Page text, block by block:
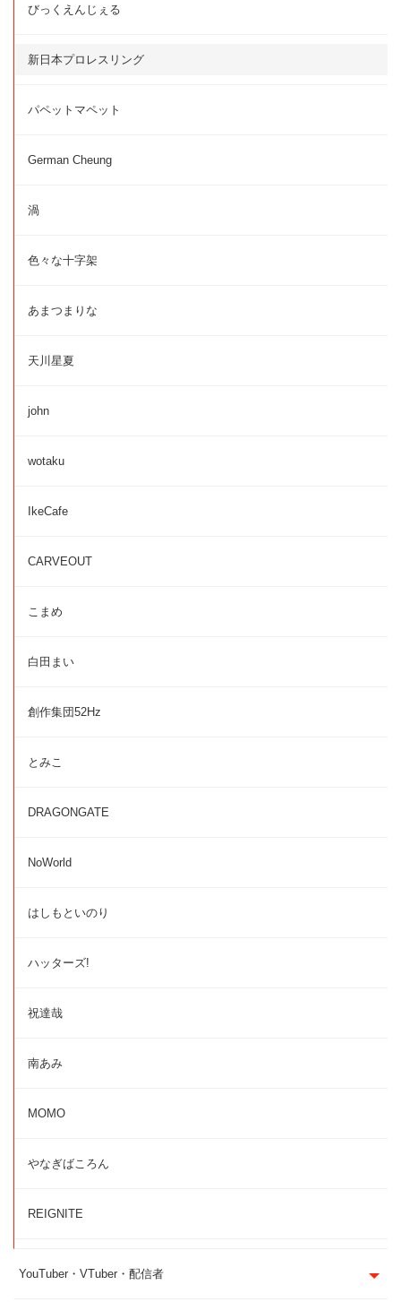
びっくえんじぇる
新日本プロレスリング
パペットマペット
German Cheung
渦
色々な十字架
あまつまりな
天川星夏
john
wotaku
IkeCafe
CARVEOUT
こまめ
白田まい
創作集団52Hz
とみこ
DRAGONGATE
NoWorld
はしもといのり
ハッターズ!
祝達哉
南あみ
MOMO
やなぎばころん
REIGNITE
YouTuber・VTuber・配信者